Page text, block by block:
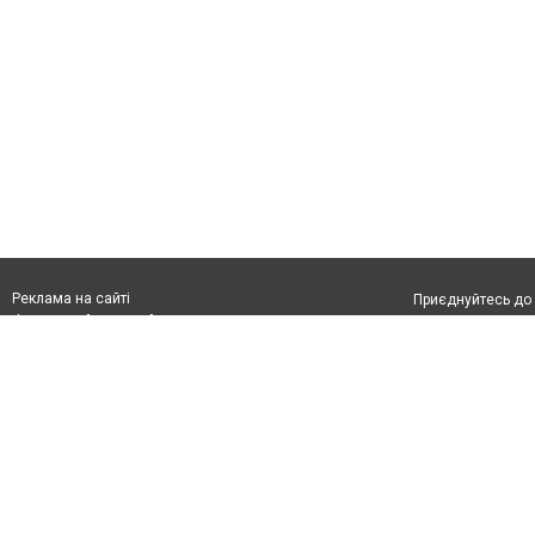
Реклама на сайті
Франшиза "CitySites"
Приєднуйтесь до